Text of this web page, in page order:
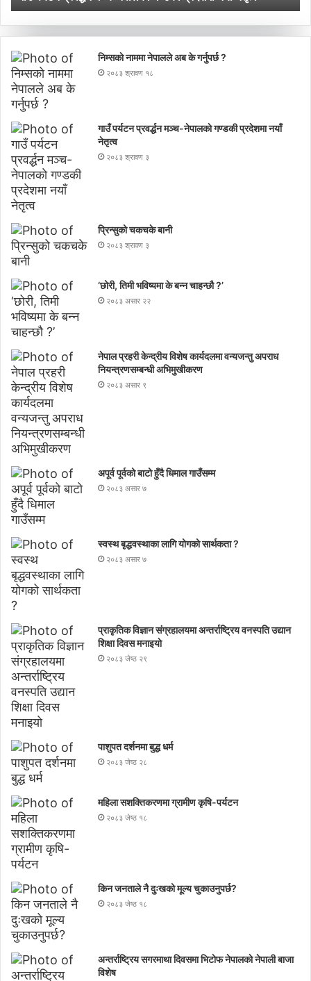
निम्सकाे नाममा नेपालले अब के गर्नुपर्छ ?
२०८३ श्रावण १८
गाउँ पर्यटन प्रवर्द्धन मञ्च-नेपालकाे गण्डकी प्रदेशमा नयाँ
नेतृत्व
२०८३ श्रावण ३
प्रिन्सुको चकचके बानी
२०८३ श्रावण ३
‘छोरी, तिमी भविष्यमा के बन्न चाहन्छौ ?’
२०८३ असार २२
नेपाल प्रहरी केन्द्रीय विशेष कार्यदलमा वन्यजन्तु अपराध
नियन्त्रणसम्बन्धी अभिमुखीकरण
२०८३ असार ९
अपूर्व पूर्वको बाटो हुँदै धिमाल गाउँसम्म
२०८३ असार ७
स्वस्थ बृद्धवस्थाका लागि योगको सार्थकता ?
२०८३ असार ७
प्राकृतिक विज्ञान संग्रहालयमा अन्तर्राष्ट्रिय वनस्पति उद्यान
शिक्षा दिवस मनाइयाे
२०८३ जेष्ठ २९
पाशुपत दर्शनमा बुद्ध धर्म​
२०८३ जेष्ठ २८
महिला सशक्तिकरणमा ग्रामीण कृषि-पर्यटन
२०८३ जेष्ठ १८
किन जनताले नै दुःखको मूल्य चुकाउनुपर्छ?
२०८३ जेष्ठ १८
अन्तर्राष्ट्रिय सगरमाथा दिवसमा भिटाेफ नेपालकाे नेपाली बाजा
विशेष